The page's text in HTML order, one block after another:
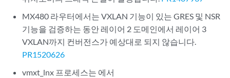
MX480 라우터에서는 VXLAN 기능이 있는 GRES 및 NSR
기능을 검증하는 동안 레이어 2 도메인에서 레이어 3
VXLAN까지 컨버전스가 예상대로 되지 않습니다.
PR1520626
vmxt_lnx 프로세스는 에서